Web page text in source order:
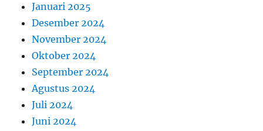
Januari 2025
Desember 2024
November 2024
Oktober 2024
September 2024
Agustus 2024
Juli 2024
Juni 2024